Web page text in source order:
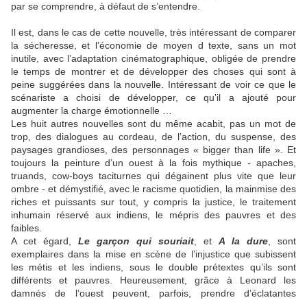
par se comprendre, à défaut de s’entendre.
Il est, dans le cas de cette nouvelle, très intéressant de comparer
la sécheresse, et l’économie de moyen d texte, sans un mot
inutile, avec l’adaptation cinématographique, obligée de prendre
le temps de montrer et de développer des choses qui sont à
peine suggérées dans la nouvelle. Intéressant de voir ce que le
scénariste a choisi de développer, ce qu’il a ajouté pour
augmenter la charge émotionnelle …
Les huit autres nouvelles sont du même acabit, pas un mot de
trop, des dialogues au cordeau, de l’action, du suspense, des
paysages grandioses, des personnages « bigger than life ». Et
toujours la peinture d’un ouest à la fois mythique - apaches,
truands, cow-boys taciturnes qui dégainent plus vite que leur
ombre - et démystifié, avec le racisme quotidien, la mainmise des
riches et puissants sur tout, y compris la justice, le traitement
inhumain réservé aux indiens, le mépris des pauvres et des
faibles.
A cet égard, Le garçon qui souriait , et A la dure , sont
exemplaires dans la mise en scène de l’injustice que subissent
les métis et les indiens, sous le double prétextes qu’ils sont
différents et pauvres. Heureusement, grâce à Leonard les
damnés de l’ouest peuvent, parfois, prendre d’éclatantes